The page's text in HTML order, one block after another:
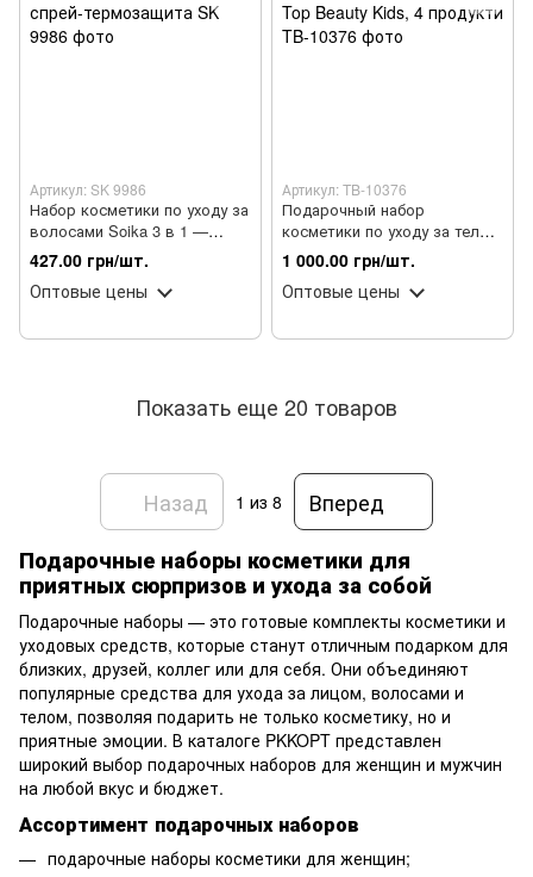
Артикул: SK 9986
Набор косметики по уходу за
волосами Soika 3 в 1 —
шампунь, бальзам, спрей-
термозащита
427.00 грн/шт.
Оптовые цены
Артикул: TB-10376
Подарочный набор
косметики по уходу за телом
для детей от 3 лет Top
Beauty Kids, 4 продукти
1 000.00 грн/шт.
Оптовые цены
Показать еще 20 товаров
Назад 1 из 8
Вперед
Подарочные наборы косметики для
приятных сюрпризов и ухода за собой
Подарочные наборы — это готовые комплекты косметики и
уходовых средств, которые станут отличным подарком для
близких, друзей, коллег или для себя. Они объединяют
популярные средства для ухода за лицом, волосами и
телом, позволяя подарить не только косметику, но и
приятные эмоции. В каталоге PKKOPT представлен
широкий выбор подарочных наборов для женщин и мужчин
на любой вкус и бюджет.
Ассортимент подарочных наборов
подарочные наборы косметики для женщин;